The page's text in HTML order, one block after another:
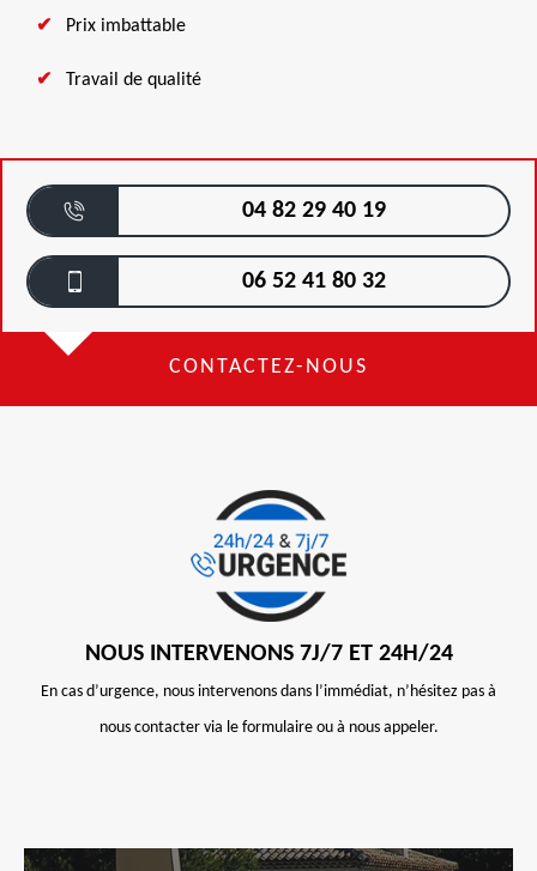
Prix imbattable
Travail de qualité
04 82 29 40 19
06 52 41 80 32
CONTACTEZ-NOUS
NOUS INTERVENONS 7J/7 ET 24H/24
En cas d’urgence, nous intervenons dans l’immédiat, n’hésitez pas à
nous contacter via le formulaire ou à nous appeler.